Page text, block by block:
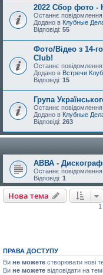
2022 Сбор фото -
Останнє повідомлення
Додано в Клубные
Відповіді: 55
Фото/Відео з 14-
Club!
Останнє повідомлення
Додано в Встречи
Відповіді: 15
Група
Останнє повідомлення
Додано в Клубные
Відповіді: 263
АВВА -
Останнє повідомлення
Відповіді: 1
Нова тема
ПРАВА ДОСТУПУ
Ви не можете створювати нові
Ви не можете відповідати на